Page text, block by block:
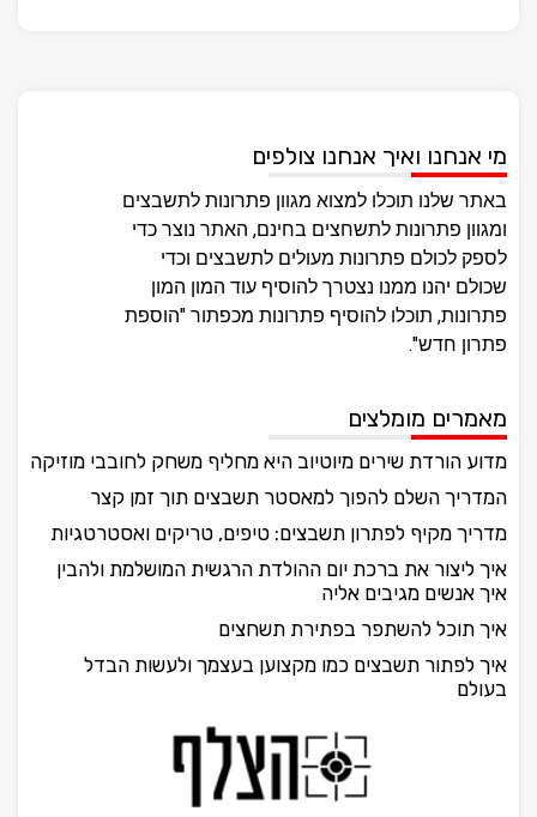
מי אנחנו ואיך אנחנו צולפים
באתר שלנו תוכלו למצוא מגוון פתרונות לתשבצים
ומגוון פתרונות לתשחצים בחינם, האתר נוצר כדי
לספק לכולם פתרונות מעולים לתשבצים וכדי
שכולם יהנו ממנו נצטרך להוסיף עוד המון המון
פתרונות, תוכלו להוסיף פתרונות מכפתור "הוספת
פתרון חדש".
מאמרים מומלצים
מדוע הורדת שירים מיוטיוב היא מחליף משחק לחובבי מוזיקה
המדריך השלם להפוך למאסטר תשבצים תוך זמן קצר
מדריך מקיף לפתרון תשבצים: טיפים, טריקים ואסטרטגיות
איך ליצור את ברכת יום ההולדת הרגשית המושלמת ולהבין
איך אנשים מגיבים אליה
איך תוכל להשתפר בפתירת תשחצים
איך לפתור תשבצים כמו מקצוען בעצמך ולעשות הבדל
בעולם